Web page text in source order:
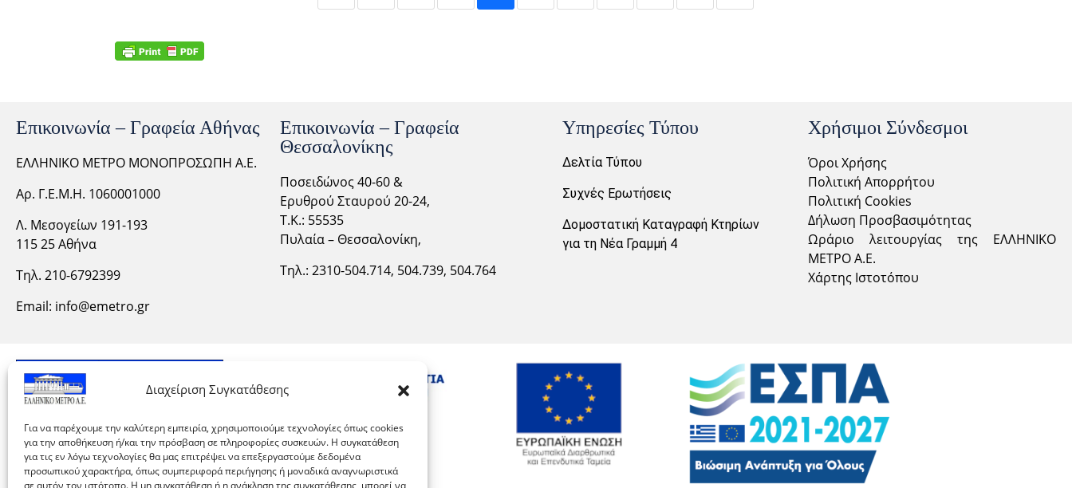
Διαχείριση Συγκατάθεσης
Για να παρέχουμε την καλύτερη εμπειρία, χρησιμοποιούμε τεχνολογίες όπως cookies
για την αποθήκευση ή/και την πρόσβαση σε πληροφορίες συσκευών. Η συγκατάθεση
για τις εν λόγω τεχνολογίες θα μας επιτρέψει να επεξεργαστούμε δεδομένα
προσωπικού χαρακτήρα, όπως συμπεριφορά περιήγησης ή μοναδικά αναγνωριστικά
σε αυτόν τον ιστότοπο. Η μη συγκατάθεση ή η ανάκληση της συγκατάθεσης, μπορεί να
Επικοινωνία – Γραφεία Αθήνας
ΕΛΛΗΝΙΚΟ ΜΕΤΡΟ ΜΟΝΟΠΡΟΣΩΠΗ Α.Ε.
Αρ. Γ.Ε.Μ.Η. 1060001000
Λ. Μεσογείων 191-193
115 25 Αθήνα
Τηλ. 210-6792399
Email: info@emetro.gr
Επικοινωνία – Γραφεία
Θεσσαλονίκης
Ποσειδώνος 40-60 &
Ερυθρού Σταυρού 20-24,
Τ.Κ.: 55535
Πυλαία – Θεσσαλονίκη,
Τηλ.: 2310-504.714, 504.739, 504.764
Υπηρεσίες Τύπου
Δελτία Τύπου
Συχνές Ερωτήσεις
Δομοστατική Καταγραφή Κτηρίων
για τη Νέα Γραμμή 4
Χρήσιμοι Σύνδεσμοι
Όροι Χρήσης
Πολιτική Απορρήτου
Πολιτική Cookies
Δήλωση Προσβασιμότητας
Ωράριο λειτουργίας της ΕΛΛΗΝΙΚΟ
ΜΕΤΡΟ Α.Ε.
Χάρτης Ιστοτόπου